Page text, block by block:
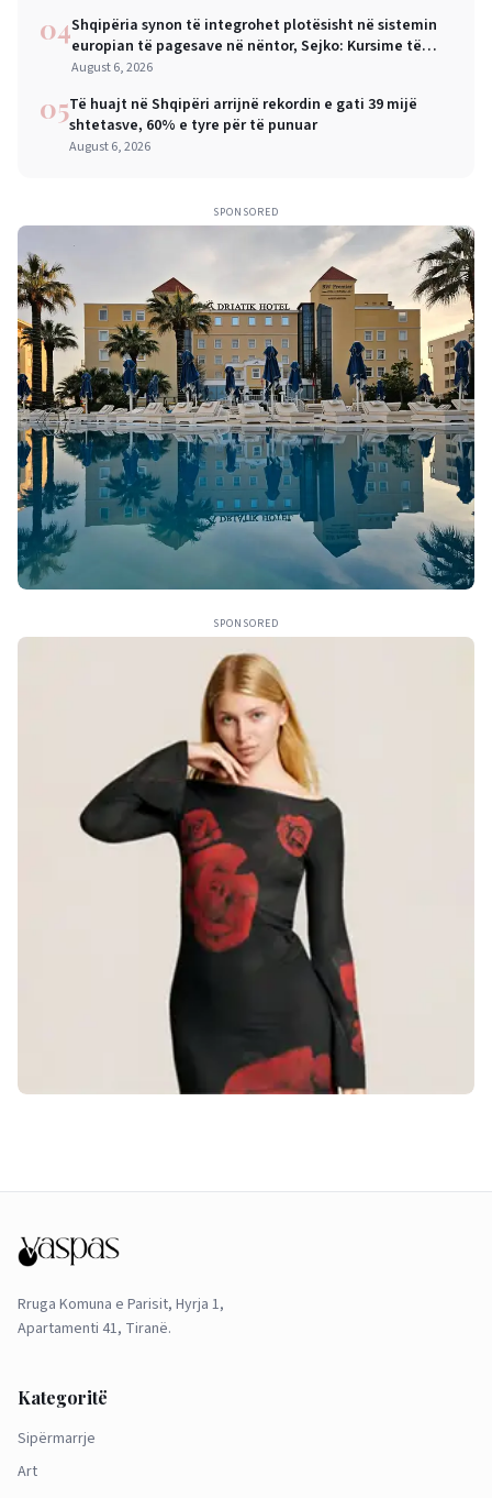
04Shqipëria synon të integrohet plotësisht në sistemin
europian të pagesave në nëntor, Sejko: Kursime të
mëdha për qytetarët dhe bizneset
August 6, 2026
05Të huajt në Shqipëri arrijnë rekordin e gati 39 mijë
shtetasve, 60% e tyre për të punuar
August 6, 2026
SPONSORED
SPONSORED
Rruga Komuna e Parisit, Hyrja 1,
Apartamenti 41, Tiranë.
Kategoritë
Sipërmarrje
Art